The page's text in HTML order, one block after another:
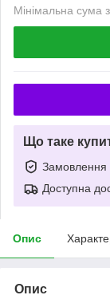
Мінімальна сума
Що таке
Замовлення
Доступна
Опис
Опис